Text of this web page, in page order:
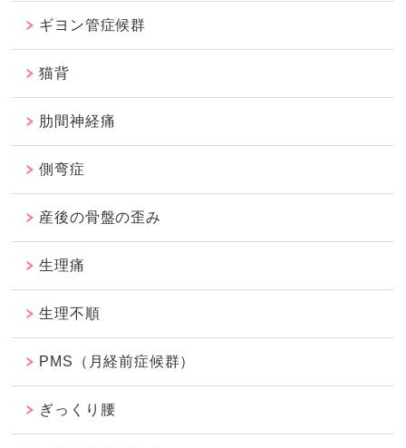
ギヨン管症候群
猫背
肋間神経痛
側弯症
産後の骨盤の歪み
生理痛
生理不順
PMS（月経前症候群）
ぎっくり腰